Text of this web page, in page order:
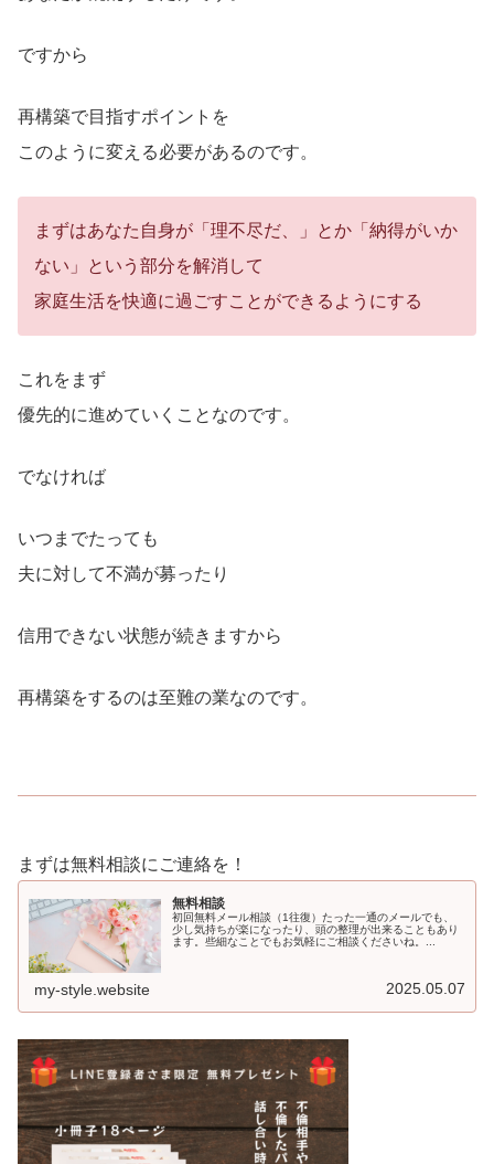
ですから
再構築で目指すポイントを
このように変える必要があるのです。
まずはあなた自身が「理不尽だ、」とか「納得がいか
ない」という部分を解消して
家庭生活を快適に過ごすことができるようにする
これをまず
優先的に進めていくことなのです。
でなければ
いつまでたっても
夫に対して不満が募ったり
信用できない状態が続きますから
再構築をするのは至難の業なのです。
まずは無料相談にご連絡を！
無料相談
初回無料メール相談（1往復）たった一通のメールでも、
少し気持ちが楽になったり、頭の整理が出来ることもあり
ます。些細なことでもお気軽にご相談くださいね。...
my-style.website 2025.05.07